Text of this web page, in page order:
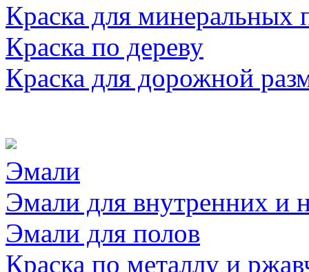
Краска для минеральных
Краска по дереву
Краска для дорожной
Эмали
Эмали для внутренних и
Эмали для полов
Краска по металлу и